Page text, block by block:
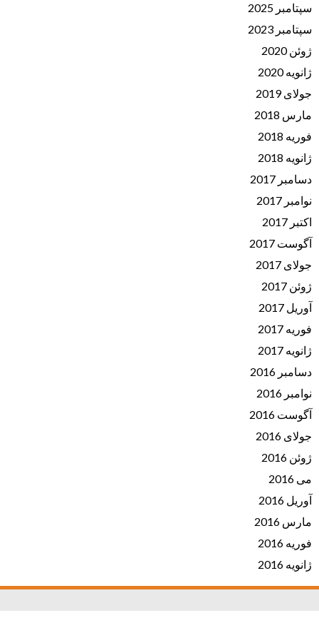
سپتامبر 2025
سپتامبر 2023
ژوئن 2020
ژانویه 2020
جولای 2019
مارس 2018
فوریه 2018
ژانویه 2018
دسامبر 2017
نوامبر 2017
اکتبر 2017
آگوست 2017
جولای 2017
ژوئن 2017
آوریل 2017
فوریه 2017
ژانویه 2017
دسامبر 2016
نوامبر 2016
آگوست 2016
جولای 2016
ژوئن 2016
می 2016
آوریل 2016
مارس 2016
فوریه 2016
ژانویه 2016